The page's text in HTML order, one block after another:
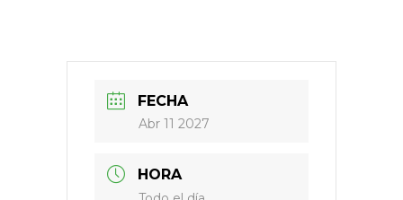
FECHA
Abr 11 2027
HORA